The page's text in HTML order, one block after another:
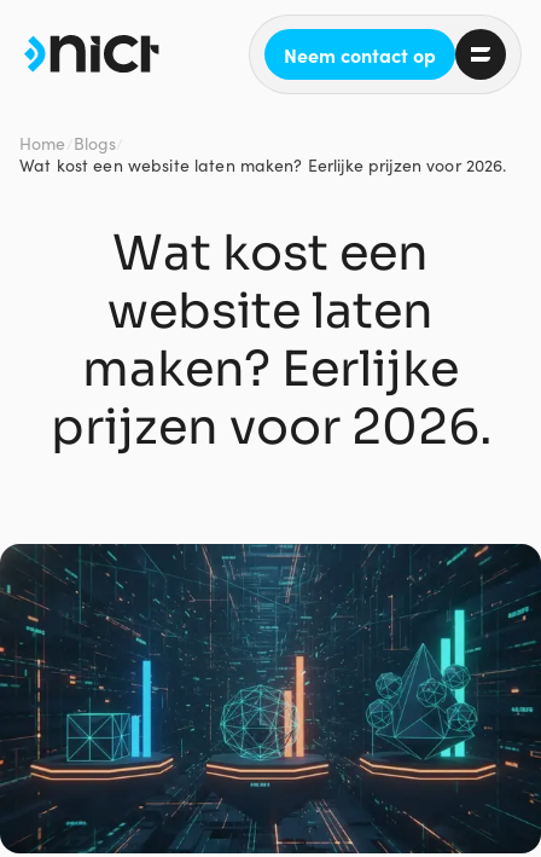
Neem contact op
Home Blogs
Wat kost een website laten maken? Eerlijke prijzen voor 2026.
Wat kost een
website laten
maken? Eerlijke
prijzen voor 2026.